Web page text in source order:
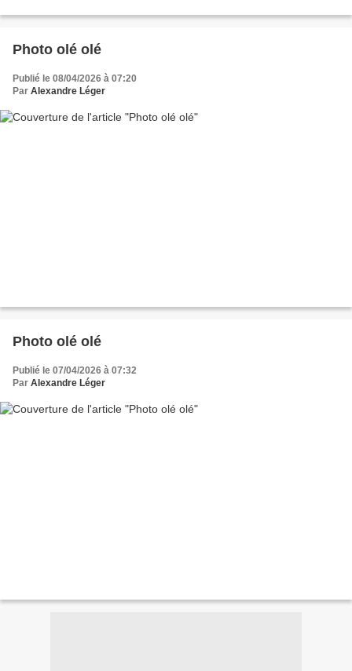
Photo olé olé
Publié le 08/04/2026 à 07:20
Par Alexandre Léger
Photo olé olé
Publié le 07/04/2026 à 07:32
Par Alexandre Léger